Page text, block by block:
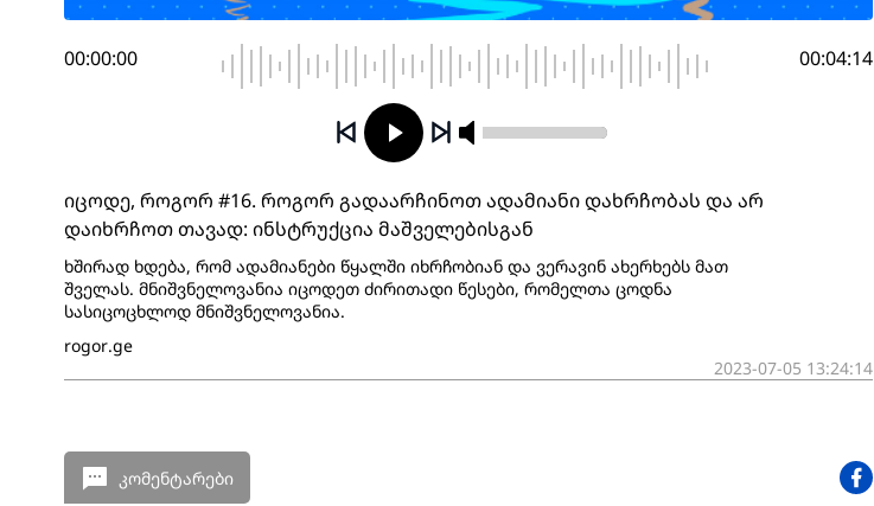
00:00:00 00:04:14
იცოდე, როგორ #16. როგორ გადაარჩინოთ ადამიანი დახრჩობას და არ
დაიხრჩოთ თავად: ინსტრუქცია მაშველებისგან
ხშირად ხდება, რომ ადამიანები წყალში იხრჩობიან და ვერავინ ახერხებს მათ
შველას. მნიშვნელოვანია იცოდეთ ძირითადი წესები, რომელთა ცოდნა
სასიცოცხლოდ მნიშვნელოვანია.
rogor.ge
2023-07-05 13:24:14
კომენტარები